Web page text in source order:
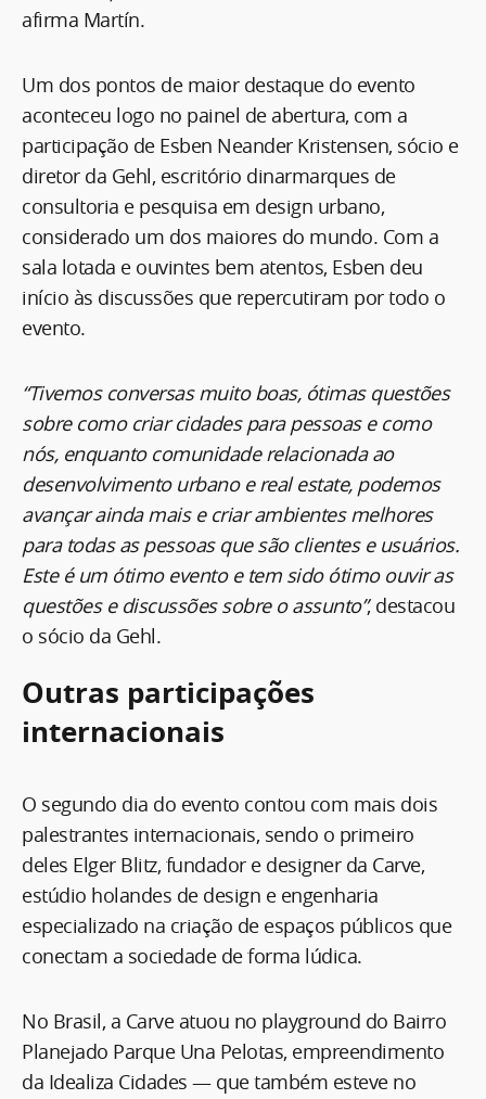
afirma Martín.
Um dos pontos de maior destaque do evento
aconteceu logo no painel de abertura, com a
participação de Esben Neander Kristensen, sócio e
diretor da Gehl, escritório dinarmarques de
consultoria e pesquisa em design urbano,
considerado um dos maiores do mundo. Com a
sala lotada e ouvintes bem atentos, Esben deu
início às discussões que repercutiram por todo o
evento.
“Tivemos conversas muito boas, ótimas questões
sobre como criar cidades para pessoas e como
nós, enquanto comunidade relacionada ao
desenvolvimento urbano e real estate, podemos
avançar ainda mais e criar ambientes melhores
para todas as pessoas que são clientes e usuários.
Este é um ótimo evento e tem sido ótimo ouvir as
questões e discussões sobre o assunto”, destacou
o sócio da Gehl.
Outras participações
internacionais
O segundo dia do evento contou com mais dois
palestrantes internacionais, sendo o primeiro
deles Elger Blitz, fundador e designer da Carve,
estúdio holandes de design e engenharia
especializado na criação de espaços públicos que
conectam a sociedade de forma lúdica.
No Brasil, a Carve atuou no playground do Bairro
Planejado Parque Una Pelotas, empreendimento
da Idealiza Cidades — que também esteve no